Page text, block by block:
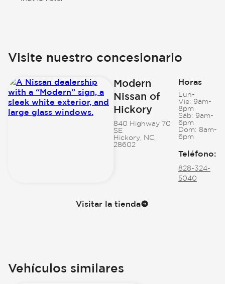
Visite nuestro concesionario
Modern
Nissan of
Hickory
840 Highway 70
SE
Hickory, NC,
28602
Horas
Lun-
Vie: 9am-
8pm
Sáb: 9am-
6pm
Dom: 8am-
6pm
Teléfono:
828-324-
5040
Visitar la tienda
Vehículos similares